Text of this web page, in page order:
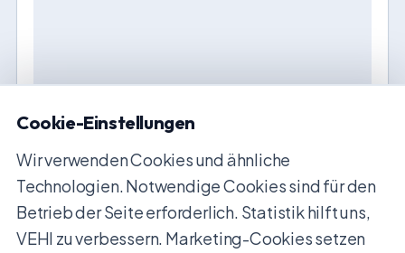
Cookie-Einstellungen
Wir verwenden Cookies und ähnliche
Technologien. Notwendige Cookies sind für den
Betrieb der Seite erforderlich. Statistik hilft uns,
VEHI zu verbessern. Marketing-Cookies setzen